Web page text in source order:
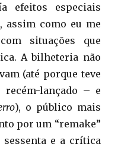
efeitos especiais
assim como eu me
situações que
A bilheteria não
(até porque teve
lançado – e
), o público mais
por um “remake”
sessenta e a crítica